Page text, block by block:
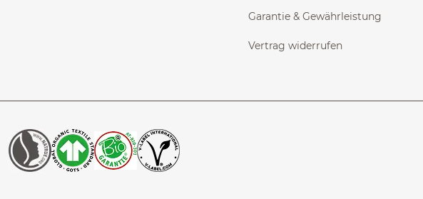
Garantie & Gewährleistung
Vertrag widerrufen